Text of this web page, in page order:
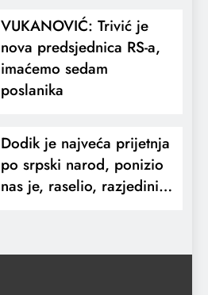
VUKANOVIĆ: Trivić je
nova predsjednica RS-a,
imaćemo sedam
poslanika
Dodik je najveća prijetnja
po srpski narod, ponizio
nas je, raselio, razjedini…